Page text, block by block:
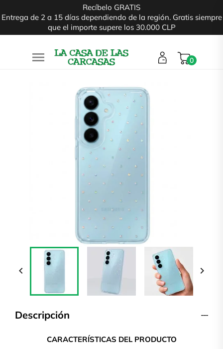
Recíbelo GRATIS
Entrega de 2 a 15 días dependiendo de la región. Gratis siempre
que el importe supere los 30.000 CLP
 0
 
Descripción
CARACTERÍSTICAS DEL PRODUCTO